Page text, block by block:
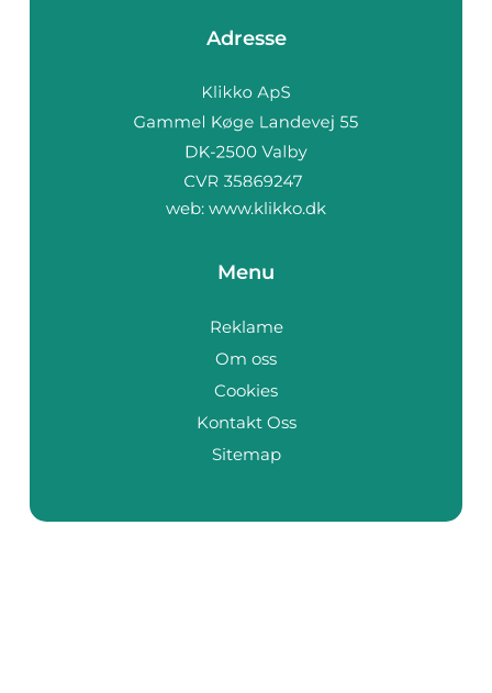
Adresse
web: www.klikko.dk
Menu
Reklame
Om oss
Cookies
Kontakt Oss
Sitemap